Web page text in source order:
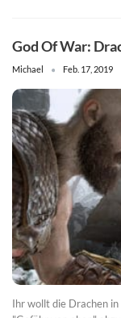
God Of War:
Michael Feb. 17, 2019
Ihr wollt die Drachen